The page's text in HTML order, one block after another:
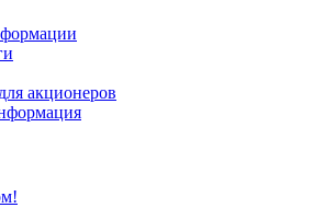
акционеров